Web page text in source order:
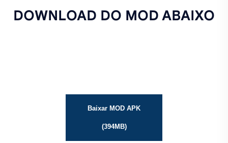
DOWNLOAD DO MOD ABAIXO
Baixar MOD APK
(394MB)